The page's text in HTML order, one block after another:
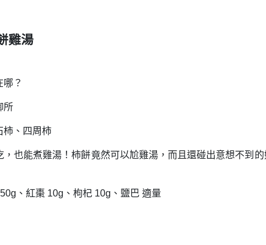
雞湯
？
所
柿、四周柿
也能煮雞湯！柿餅竟然可以尬雞湯，而且還碰出意想不到
、紅棗 10g、枸杞 10g、鹽巴 適量